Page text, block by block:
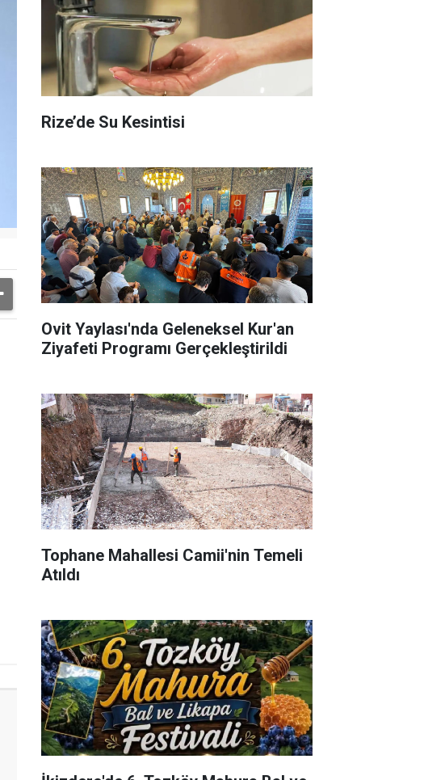
Rize’de Su Kesintisi
Ovit Yaylası'nda Geleneksel Kur'an
Ziyafeti Programı Gerçekleştirildi
Tophane Mahallesi Camii'nin Temeli
Atıldı